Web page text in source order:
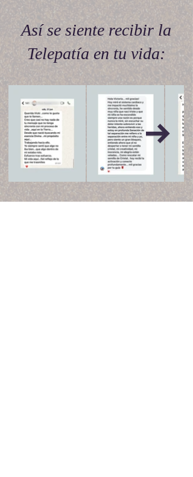
Así se siente recibir la
Telepatía en tu vida: